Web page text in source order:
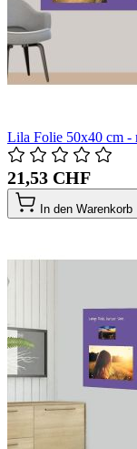
Lila Folie 50x40 cm -
21,53 CHF
In den Warenkorb